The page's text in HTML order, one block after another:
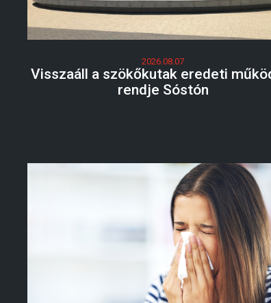
2026.08.07
Visszaáll a szökőkutak eredeti
rendje Sóstón